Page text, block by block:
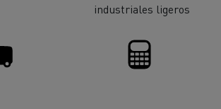
industriales ligeros